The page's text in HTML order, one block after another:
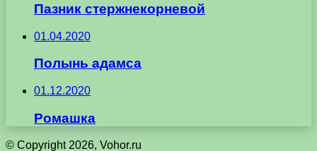
Пазник стержнекорневой
01.04.2020
Полынь адамса
01.12.2020
Ромашка
© Copyright 2026, Vohor.ru